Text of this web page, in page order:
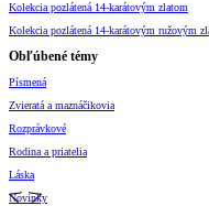
Kolekcia pozlátená 14-karátovým zlatom
Kolekcia pozlátená 14-karátovým ružovým
Obľúbené témy
Písmená
Zvieratá a maznáčikovia
Rozprávkové
Rodina a priatelia
Láska
Novinky